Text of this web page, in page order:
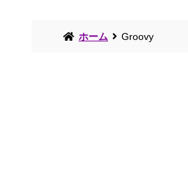
ホーム Groovy